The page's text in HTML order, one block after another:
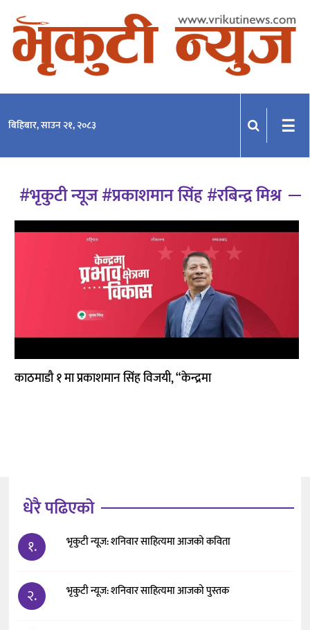
समाचार
अन्तराष्ट्रिय
अन्तर्वार्ता
बिहिबार, साउन २१, २०८३ ☰
#भृकुटी न्यूज #प्रकाशमान सिंह #रबिन्द्र मिश्र
काठमाडौ १ मा प्रकाशमान सिंह विजयी, “केन्द्रमा
धेरै पढिएको
१. भृकुटी न्यूज: शनिवार साहित्यमा आजको कविता
२. भृकुटी न्यूज: शनिवार साहित्यमा आजको पुस्तक